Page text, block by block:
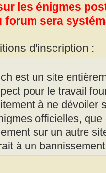
les énigmes
forum sera
d'inscription :
est un site
pour le travail
à ne dévoiler
officielles,
sur un autre
à un